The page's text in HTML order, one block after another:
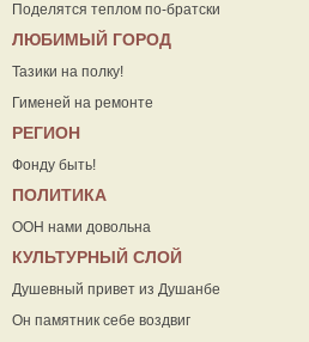
Поделятся теплом по-братски
ЛЮБИМЫЙ ГОРОД
Тазики на полку!
Гименей на ремонте
РЕГИОН
Фонду быть!
ПОЛИТИКА
ООН нами довольна
КУЛЬТУРНЫЙ СЛОЙ
Душевный привет из Душанбе
Он памятник себе воздвиг